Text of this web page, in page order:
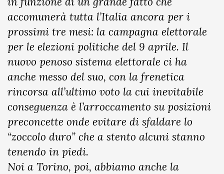
accomunerà tutta l’Italia ancora per i
prossimi tre mesi: la campagna elettorale
per le elezioni politiche del 9 aprile. Il
nuovo penoso sistema elettorale ci ha
anche messo del suo, con la frenetica
rincorsa all’ultimo voto la cui inevitabile
conseguenza è l’arroccamento su posizioni
preconcette onde evitare di sfaldare lo
“zoccolo duro” che a stento alcuni stanno
tenendo in piedi.
Noi a Torino, poi, abbiamo anche la